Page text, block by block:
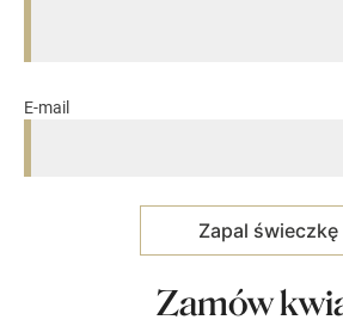
E-mail
Zamów